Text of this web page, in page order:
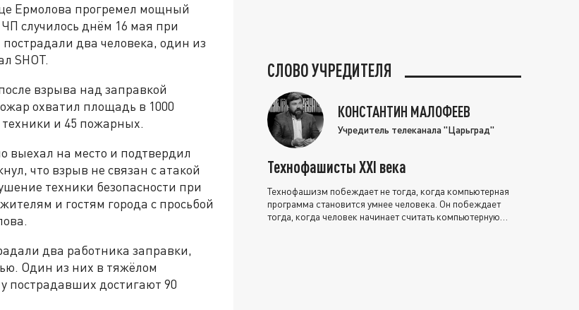
Ермолова прогремел мощный
случилось днём 16 мая при
два человека, один из
SHOT.
взрыва над заправкой
охватил площадь в 1000
и 45 пожарных.
выехал на место и подтвердил
что взрыв не связан с атакой
техники безопасности при
и гостям города с просьбой
два работника заправки,
Один из них в тяжёлом
пострадавших достигают 90
СЛОВО УЧРЕДИТЕЛЯ
КОНСТАНТИН МАЛОФЕЕВ
Учредитель телеканала "Царьград"
Технофашисты XXI века
Технофашизм побеждает не тогда, когда компьютерная
программа становится умнее человека. Он побеждает
тогда, когда человек начинает считать компьютерную